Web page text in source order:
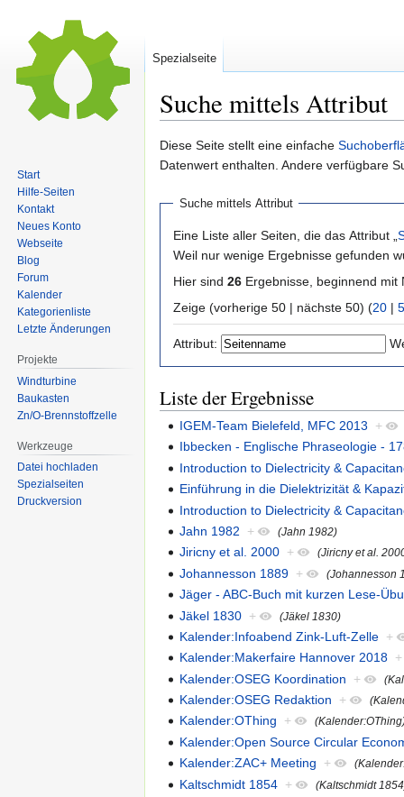
Suche mittels Attribut
Zur
Navigation
Zur
Suche
Diese Seite stellt eine einfache
Datenwert enthalten. Andere verfügbare
Suche mittels Attribut
Eine Liste aller Seiten, die das Attribut „
Weil nur wenige Ergebnisse gefunden
Hier sind 26 Ergebnisse, beginnend
Zeige (vorherige 50 | nächste 50) (20 |
Attribut:
Liste der Ergebnisse
IGEM-Team Bielefeld, MFC 2013
+
Ibbecken - Englische Phraseologie -
Introduction to Dielectricity &
Einführung in die Dielektrizität &
Introduction to Dielectricity &
Jahn 1982
+ (Jahn 1982)
Jiricny et al. 2000 + (Jiricny et al.
Johannesson 1889 + (Johannesson
Jäger - ABC-Buch mit kurzen Lese-
Jäkel 1830 + (Jäkel 1830)
Kalender:Infoabend Zink-Luft-Zelle +
Kalender:Makerfaire Hannover 2018 +
Kalender:OSEG Koordination
+
Kalender:OSEG Redaktion +
Kalender:OThing +
Kalender:Open Source Circular
Kalender:ZAC+ Meeting
+
Kaltschmidt 1854 + (Kaltschmidt
Spezialseite
Start
Hilfe-Seiten
Kontakt
Neues Konto
Webseite
Blog
Forum
Kalender
Kategorienliste
Letzte Änderungen
Projekte
Windturbine
Baukasten
Zn/O-Brennstoffzelle
Werkzeuge
Datei hochladen
Spezialseiten
Druckversion